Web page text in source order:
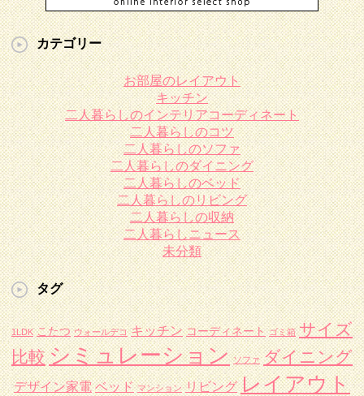
カテゴリー
お部屋のレイアウト
キッチン
二人暮らしのインテリアコーディネート
二人暮らしのコツ
二人暮らしのソファ
二人暮らしのダイニング
二人暮らしのベッド
二人暮らしのリビング
二人暮らしの収納
二人暮らしニュース
未分類
タグ
1LDK こたつ ウォールデコ キッチン コーディネート ゴミ箱 サイズ
比較シミュレーション ソファ ダイニング
デザイン家電 ベッド マンション リビング レイアウト